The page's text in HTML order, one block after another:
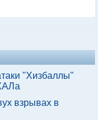
"Хизбаллы"
взрывах в